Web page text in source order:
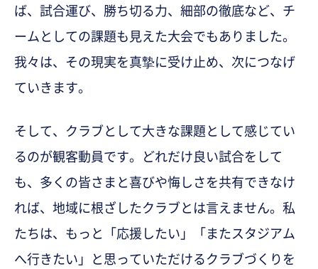
ば、試合運び、勝ち切る力、細部の徹底など、チ
ームとしての課題も見えた大会でもありました。
我々は、その現実を真摯に受け止め、次につなげ
ていきます。
そして、クラブとして大きな課題として感じてい
るのが観客動員です。どれだけ良い試合をして
も、多くの皆さまと喜びや悔しさを共有できなけ
れば、地域に根ざしたクラブとは言えません。私
たちは、もっと「応援したい」「またスタジアム
へ行きたい」と思っていただけるクラブづくりを